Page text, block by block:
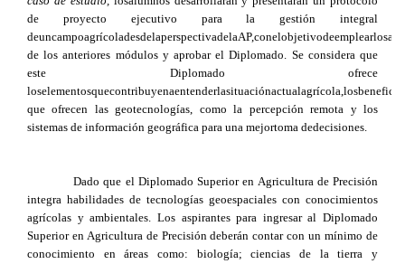
de proyecto ejecutivo para la gestión integral
de los anteriores módulos y aprobar el Diplomado. Se considera que
este Diplomado ofrece
que ofrecen las geotecnologías, como la percepción remota y los
sistemas de información geográfica para una mejortoma dedecisiones.
Dado que el Diplomado Superior en Agricultura de Precisión
integra habilidades de tecnologías geoespaciales con conocimientos
agrícolas y ambientales. Los aspirantes para ingresar al Diplomado
Superior en Agricultura de Precisión deberán contar con un mínimo de
conocimiento en áreas como: biología; ciencias de la tierra y